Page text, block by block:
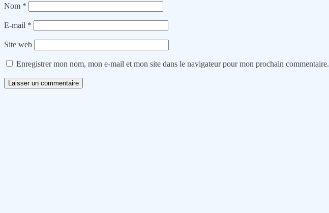
Nom *
E-mail *
Site web
Enregistrer mon nom, mon e-mail et mon site dans le navigateur pour mon prochain commentaire.